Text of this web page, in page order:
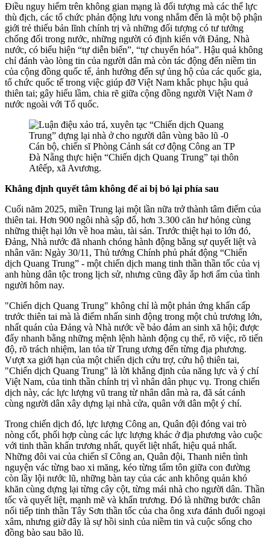
Điều nguy hiểm trên không gian mạng là đối tượng mà các thế lực
thù địch, các tổ chức phản động lưu vong nhắm đến là một bộ phận
giới trẻ thiếu bản lĩnh chính trị và những đối tượng có tư tưởng
chống đối trong nước, những người có định kiến với Đảng, Nhà
nước, có biểu hiện “tự diễn biến”, “tự chuyển hóa”. Hậu quả không
chỉ đánh vào lòng tin của người dân mà còn tác động đến niềm tin
của cộng đồng quốc tế, ảnh hưởng đến sự ủng hộ của các quốc gia,
tổ chức quốc tế trong việc giúp đỡ Việt Nam khắc phục hậu quả
thiên tai; gây hiểu lầm, chia rẽ giữa cộng đồng người Việt Nam ở
nước ngoài với Tổ quốc.
Cán bộ, chiến sĩ Phòng Cảnh sát cơ động Công an TP
Đà Nẵng thực hiện “Chiến dịch Quang Trung” tại thôn
Atêếp, xã Avương.
Khẳng định quyết tâm không để ai bị bỏ lại phía sau
Cuối năm 2025, miền Trung lại một lần nữa trở thành tâm điểm của
thiên tai. Hơn 900 ngôi nhà sập đổ, hơn 3.300 căn hư hỏng cùng
những thiệt hại lớn về hoa màu, tài sản. Trước thiệt hại to lớn đó,
Đảng, Nhà nước đã nhanh chóng hành động bằng sự quyết liệt và
nhân văn: Ngày 30/11, Thủ tướng Chính phủ phát động “Chiến
dịch Quang Trung” - một chiến dịch mang tinh thần thần tốc của vị
anh hùng dân tộc trong lịch sử, nhưng cũng đầy ắp hơi ấm của tình
người hôm nay.
"Chiến dịch Quang Trung" không chỉ là một phản ứng khẩn cấp
trước thiên tai mà là điểm nhấn sinh động trong một chủ trương lớn,
nhất quán của Đảng và Nhà nước về bảo đảm an sinh xã hội; được
đẩy nhanh bằng những mệnh lệnh hành động cụ thể, rõ việc, rõ tiến
độ, rõ trách nhiệm, lan tỏa từ Trung ương đến từng địa phương.
Vượt xa giới hạn của một chiến dịch cứu trợ, cứu hộ thiên tai,
"Chiến dịch Quang Trung" là lời khẳng định của năng lực và ý chí
Việt Nam, của tinh thần chính trị vì nhân dân phục vụ. Trong chiến
dịch này, các lực lượng vũ trang từ nhân dân mà ra, đã sát cánh
cùng người dân xây dựng lại nhà cửa, quân với dân một ý chí.
Trong chiến dịch đó, lực lượng Công an, Quân đội đóng vai trò
nòng cốt, phối hợp cùng các lực lượng khác ở địa phương vào cuộc
với tinh thần khẩn trương nhất, quyết liệt nhất, hiệu quả nhất.
Những đôi vai của chiến sĩ Công an, Quân đội, Thanh niên tình
nguyện vác từng bao xi măng, kéo từng tấm tôn giữa con đường
còn lầy lội nước lũ, những bàn tay của các anh không quản khó
khăn cùng dựng lại từng cây cột, từng mái nhà cho người dân. Thần
tốc và quyết liệt, mạnh mẽ và khẩn trương. Đó là những bước chân
nối tiếp tinh thần Tây Sơn thần tốc của cha ông xưa đánh đuổi ngoại
xâm, nhưng giờ đây là sự hồi sinh của niềm tin và cuộc sống cho
đồng bào sau bão lũ.